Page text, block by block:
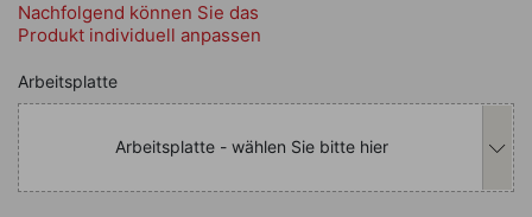
Nachfolgend können Sie das
Produkt individuell anpassen
Nachfolgend können Sie das
Arbeitsplatte
Arbeitsplatte - wählen Sie bitte hier